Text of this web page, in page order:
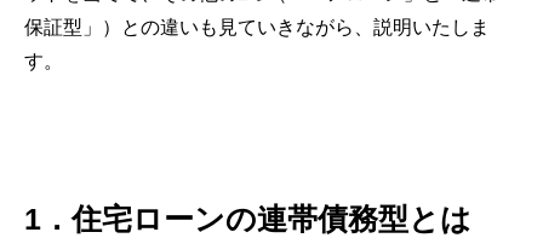
保証型」）との違いも見ていきながら、説明いたしま
す。
1．住宅ローンの連帯債務型とは